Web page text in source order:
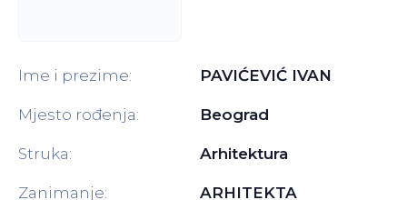
Ime i prezime: PAVIĆEVIĆ IVAN
Mjesto rođenja: Beograd
Struka: Arhitektura
Zanimanje: ARHITEKTA